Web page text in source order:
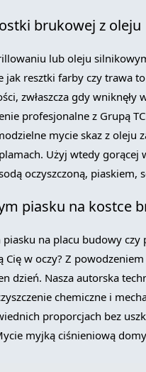
brukowej z oleju
lub oleju
jak resztki farby czy trawa
zwłaszcza gdy wniknęły
profesjonalne z Grupą
mycie skaz z oleju
Użyj wtedy gorącej
oczyszczoną, piaskiem,
piasku na kostce
na placu budowy czy
Cię w oczy? Z
dzień. Nasza autorska
chemiczne i
proporcjach bez
myjką ciśnieniową